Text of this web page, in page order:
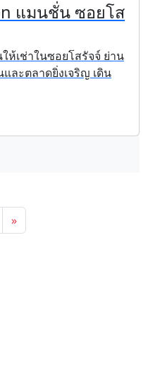
แมนชั่น ซอยโส
ห้เช่าในซอยโสรัจจ์ ย่าน
ละตลาดยิ่งเจริญ เดิน
»